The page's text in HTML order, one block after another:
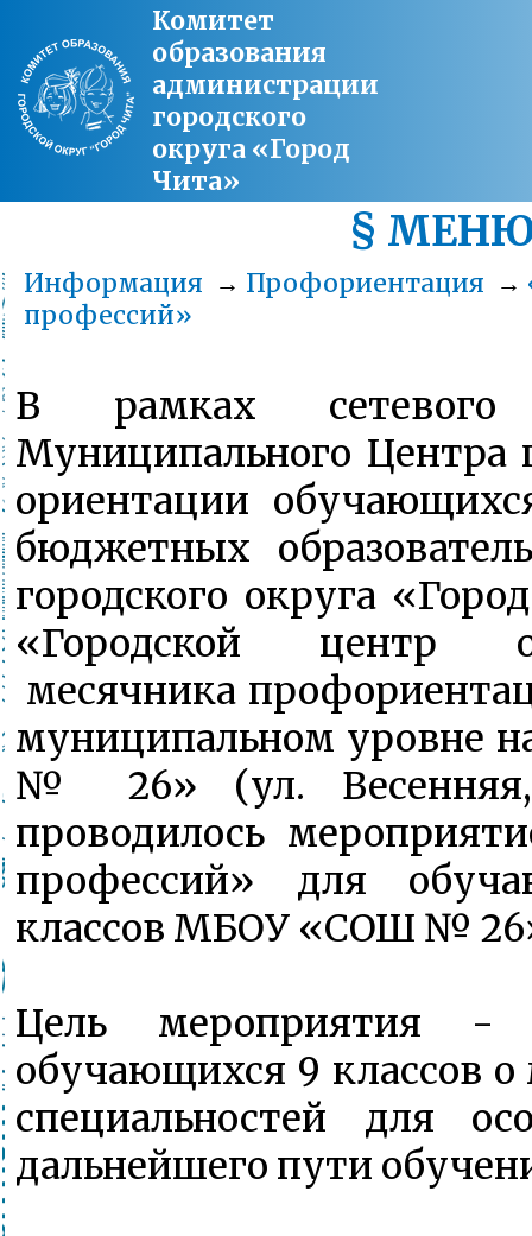
Комитет
образования
администрации
городского
округа «Город
Чита»
§
Информация → Профориентация →
профессий»
В рамках сетевого
Муниципального Центра
ориентации
бюджетных
городского округа
«Городской центр
месячника
муниципальном уровне
№ 26» (ул.
проводилось
профессий» для
классов МБОУ «СОШ №
Цель мероприятия -
обучающихся 9 классов
специальностей для
дальнейшего пути